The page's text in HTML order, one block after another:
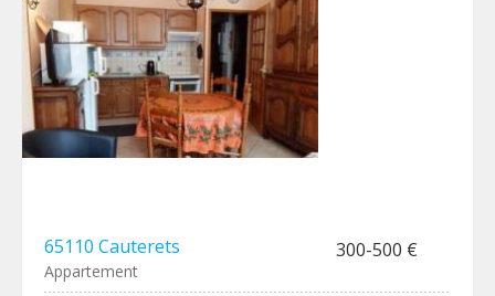
65110 Cauterets 300-500 €
Appartement